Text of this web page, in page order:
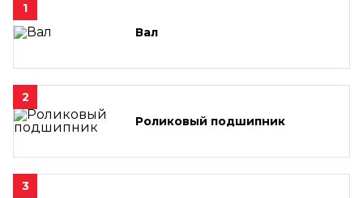
1
Вал
2
Роликовый подшипник
3